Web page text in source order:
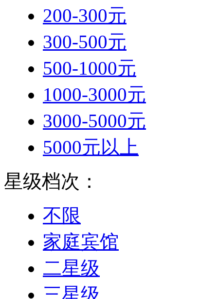
200-300元
300-500元
500-1000元
1000-3000元
3000-5000元
5000元以上
星级档次：
不限
家庭宾馆
二星级
三星级